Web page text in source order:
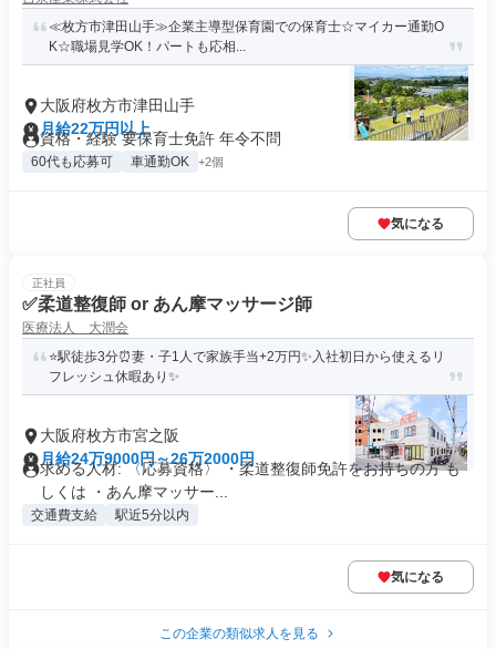
≪枚方市津田山手≫企業主導型保育園での保育士☆マイカー通勤O
K☆職場見学OK！パートも応相...
大阪府枚方市津田山手
月給22万円以上
資格・経験 要保育士免許 年令不問
60代も応募可 車通勤OK +2個
気になる
正社員
✅柔道整復師 or あん摩マッサージ師
医療法人 大潤会
⭐️駅徒歩3分⏰妻・子1人で家族手当+2万円✨入社初日から使えるリ
フレッシュ休暇あり✨
大阪府枚方市宮之阪
月給24万9000円～26万2000円
求める人材: 〈応募資格〉 ・柔道整復師免許をお持ちの方 も
しくは ・あん摩マッサー...
交通費支給 駅近5分以内
気になる
この企業の類似求人を見る